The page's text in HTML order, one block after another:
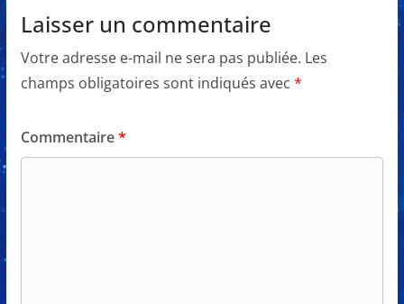
Laisser un commentaire
Votre adresse e-mail ne sera pas publiée. Les
champs obligatoires sont indiqués avec *
Commentaire*